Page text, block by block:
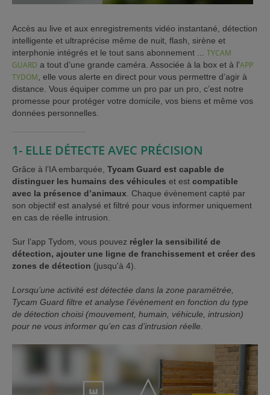
Accès au live et aux enregistrements vidéo instantané, détection
intelligente et ultraprécise même de nuit, flash, sirène et
interphonie intégrés et le tout sans abonnement ... TYCAM
GUARD a tout d’une grande caméra. Associée à la box et à l’APP
TYDOM , elle vous alerte en direct pour vous permettre d’agir à
distance. Vous équiper comme un pro par un pro, c’est notre
promesse pour protéger votre domicile, vos biens et même vos
données personnelles.
1- ELLE DÉTECTE AVEC PRÉCISION
Grâce à l’IA embarquée, Tycam Guard est capable de
distinguer les humains des véhicules et est compatible
avec la présence d’animaux . Chaque évènement capté par
son objectif est analysé et filtré pour vous informer uniquement
en cas de réelle intrusion.
Sur l’app Tydom, vous pouvez régler la sensibilité de
détection, ajouter une ligne de franchissement et créer des
zones de détection (jusqu'à 4).
Lorsqu’une activité est détectée dans la zone paramétrée,
Tycam Guard filtre et analyse l’évènement en fonction du type
de détection choisi (mouvement, humain, véhicule, intrusion)
pour ne vous informer qu’en cas d’intrusion réelle.